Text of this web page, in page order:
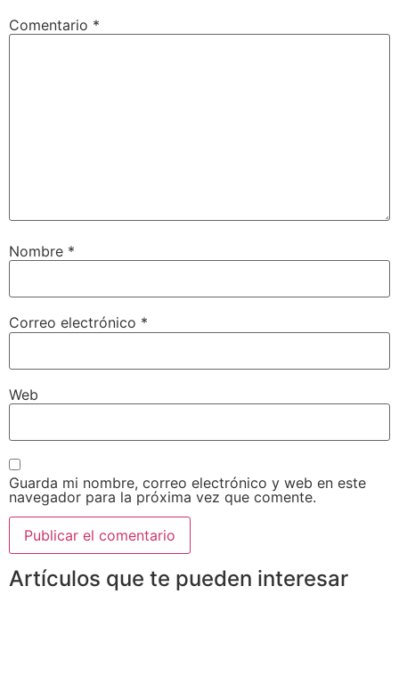
Comentario *
Nombre *
Correo electrónico *
Web
Guarda mi nombre, correo electrónico y web en este
navegador para la próxima vez que comente.
Artículos que te pueden interesar